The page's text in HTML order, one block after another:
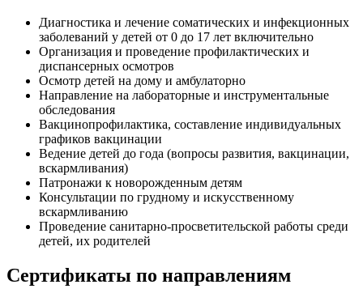
Диагностика и лечение соматических и инфекционных
заболеваний у детей от 0 до 17 лет включительно
Организация и проведение профилактических и
диспансерных осмотров
Осмотр детей на дому и амбулаторно
Направление на лабораторные и инструментальные
обследования
Вакцинопрофилактика, составление индивидуальных
графиков вакцинации
Ведение детей до года (вопросы развития, вакцинации,
вскармливания)
Патронажи к новорожденным детям
Консультации по грудному и искусственному
вскармливанию
Проведение санитарно-просветительской работы среди
детей, их родителей
Сертификаты по направлениям